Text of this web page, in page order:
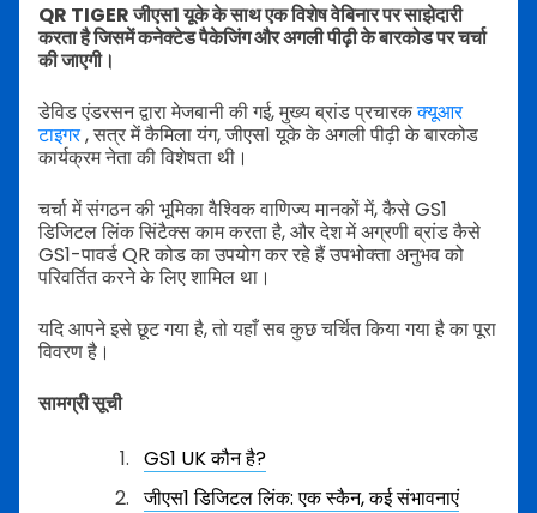
QR TIGER जीएस1 यूके के साथ एक विशेष वेबिनार पर साझेदारी
करता है जिसमें कनेक्टेड पैकेजिंग और अगली पीढ़ी के बारकोड पर चर्चा
की जाएगी।
डेविड एंडरसन द्वारा मेजबानी की गई, मुख्य ब्रांड प्रचारकक्यूआर
टाइगर, सत्र में कैमिला यंग, जीएस1 यूके के अगली पीढ़ी के बारकोड
कार्यक्रम नेता की विशेषता थी।
चर्चा में संगठन की भूमिका वैश्विक वाणिज्य मानकों में, कैसे GS1
डिजिटल लिंक सिंटैक्स काम करता है, और देश में अग्रणी ब्रांड कैसे
GS1-पावर्ड QR कोड का उपयोग कर रहे हैं उपभोक्ता अनुभव को
परिवर्तित करने के लिए शामिल था।
यदि आपने इसे छूट गया है, तो यहाँ सब कुछ चर्चित किया गया है का पूरा
विवरण है।
सामग्री सूची
GS1 UK कौन है?
जीएस1 डिजिटल लिंक: एक स्कैन, कई संभावनाएं